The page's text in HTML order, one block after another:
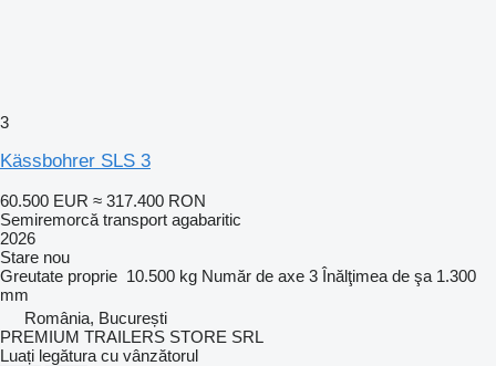
3
Kässbohrer SLS 3
60.500 EUR ≈ 317.400 RON
Semiremorcă transport agabaritic
2026
Stare nou
Greutate proprie 10.500 kg Număr de axe 3 Înălţimea de şa 1.300
mm
România, București
PREMIUM TRAILERS STORE SRL
Luați legătura cu vânzătorul